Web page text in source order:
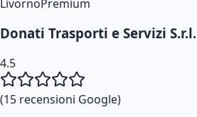
LivornoPremium
Donati Trasporti e Servizi S.r.l.
4.5
(15 recensioni Google)